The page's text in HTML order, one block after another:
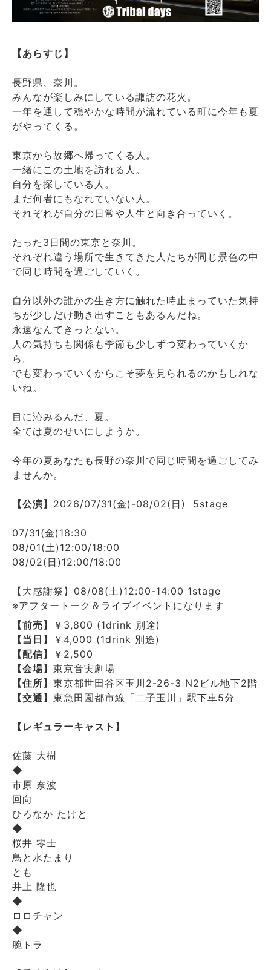
【あらすじ】
長野県、奈川。
みんなが楽しみにしている諏訪の花火。
一年を通して穏やかな時間が流れている町に今年も夏
がやってくる。
東京から故郷へ帰ってくる人。
一緒にこの土地を訪れる人。
自分を探している人。
まだ何者にもなれていない人。
それぞれが自分の日常や人生と向き合っていく。
たった3日間の東京と奈川。
それぞれ違う場所で生きてきた人たちが同じ景色の中
で同じ時間を過ごしていく。
自分以外の誰かの生き方に触れた時止まっていた気持
ちが少しだけ動き出すこともあるんだね。
永遠なんてきっとない。
人の気持ちも関係も季節も少しずつ変わっていくか
ら。
でも変わっていくからこそ夢を見られるのかもしれな
いね。
目に沁みるんだ、夏。
全ては夏のせいにしようか。
今年の夏あなたも長野の奈川で同じ時間を過ごしてみ
ませんか。
【公演】 2026/07/31(金)-08/02(日) 5stage
07/31(金)18:30
08/01(土)12:00/18:00
08/02(日)12:00/18:00
【大感謝祭】08/08(土)12:00-14:00 1stage
※アフタートーク＆ライブイベントになります
【前売】
￥3,800 (1drink 別途)
【当日】
￥4,000 (1drink 別途)
【配信】
￥2,500
【会場】 東京音実劇場
【住所】 東京都世田谷区玉川2-26-3 N2ビル地下2階
【交通】 東急田園都市線「二子玉川」駅下車5分
【レギュラーキャスト】
佐藤 大樹
◆
市原 奈波
回向
ひろなか たけと
◆
桜井 零士
鳥と水たまり
とも
井上 隆也
◆
ロロチャン
◆
腕トラ